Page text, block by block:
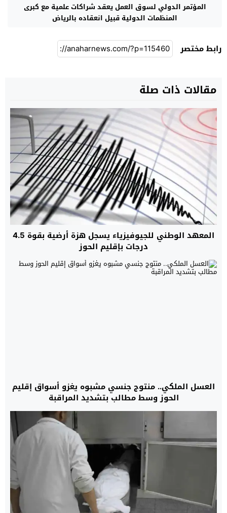
المؤتمر الدولي لسوق العمل يعقد شراكات علمية مع كبرى
المنظمات الدولية قبيل انعقاده بالرياض
رابط مختصر
مقالات ذات صلة
المعهد الوطني للجيوفيزياء يسجل هزة أرضية بقوة 4.5
درجات بإقليم الحوز
العسل الملكي.. منتوج جنسي مشبوه يغزو أسواق إقليم
الحوز وسط مطالب بتشديد المراقبة